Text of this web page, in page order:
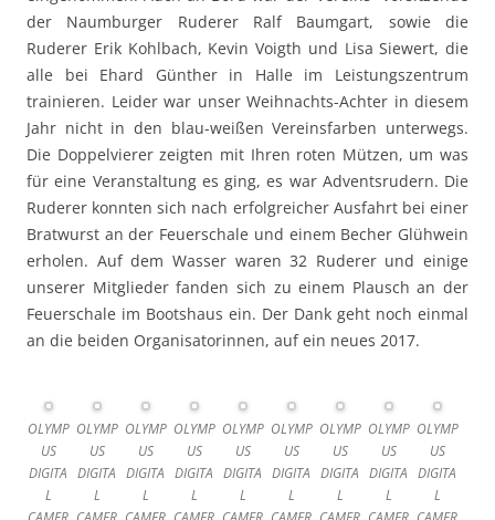
der Naumburger Ruderer Ralf Baumgart, sowie die
Ruderer Erik Kohlbach, Kevin Voigth und Lisa Siewert, die
alle bei Ehard Günther in Halle im Leistungszentrum
trainieren. Leider war unser Weihnachts-Achter in diesem
Jahr nicht in den blau-weißen Vereinsfarben unterwegs.
Die Doppelvierer zeigten mit Ihren roten Mützen, um was
für eine Veranstaltung es ging, es war Adventsrudern. Die
Ruderer konnten sich nach erfolgreicher Ausfahrt bei einer
Bratwurst an der Feuerschale und einem Becher Glühwein
erholen. Auf dem Wasser waren 32 Ruderer und einige
unserer Mitglieder fanden sich zu einem Plausch an der
Feuerschale im Bootshaus ein. Der Dank geht noch einmal
an die beiden Organisatorinnen, auf ein neues 2017.
OLYMP
US
DIGITA
L
OLYMP
US
DIGITA
L
OLYMP
US
DIGITA
L
OLYMP
US
DIGITA
L
OLYMP
US
DIGITA
L
OLYMP
US
DIGITA
L
OLYMP
US
DIGITA
L
OLYMP
US
DIGITA
L
OLYMP
US
DIGITA
L